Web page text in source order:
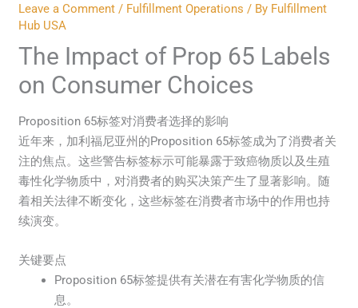
Leave a Comment / Fulfillment Operations / By Fulfillment
Hub USA
The Impact of Prop 65 Labels
on Consumer Choices
Proposition 65标签对消费者选择的影响
近年来，加利福尼亚州的Proposition 65标签成为了消费者关
注的焦点。这些警告标签标示可能暴露于致癌物质以及生殖
毒性化学物质中，对消费者的购买决策产生了显著影响。随
着相关法律不断变化，这些标签在消费者市场中的作用也持
续演变。
关键要点
Proposition 65标签提供有关潜在有害化学物质的信
息。